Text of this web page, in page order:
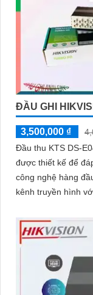
ĐẦU GHI
3,500,000 ₫
Đầu thu KTS DS-
được thiết kế để đáp
công nghệ hàng
kênh truyền hình